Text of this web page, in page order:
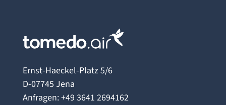
Ernst-Haeckel-Platz 5/6
D-07745 Jena
Anfragen:+49 3641 2694162